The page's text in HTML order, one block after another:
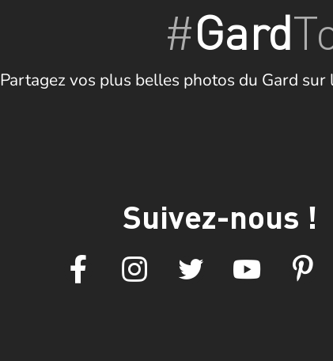
#Gard
Partagez vos plus belles photos du Gard
Suivez-nous !